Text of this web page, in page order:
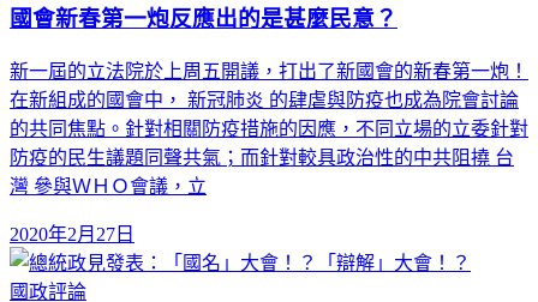
國會新春第一炮反應出的是甚麼民意？
新一屆的立法院於上周五開議，打出了新國會的新春第一炮！
在新組成的國會中， 新冠肺炎 的肆虐與防疫也成為院會討論
的共同焦點。針對相關防疫措施的因應，不同立場的立委針對
防疫的民生議題同聲共氣；而針對較具政治性的中共阻撓 台
灣 參與ＷＨＯ會議，立
2020年2月27日
國政評論